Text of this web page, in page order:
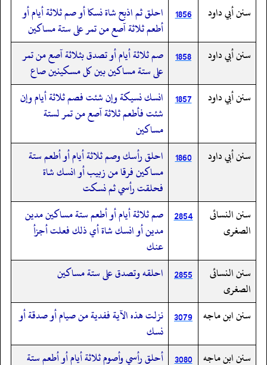
سنن أبي داود 1856
احلق ثم اذبح شاة نسكا أو صم ثلاثة أيام أو
أطعم ثلاثة آصع من تمر على ستة مساكين
سنن أبي داود
1858
صم ثلاثة أيام أو تصدق بثلاثة آصع من تمر
على ستة مساكين بين كل مسكينين صاع
سنن أبي داود
1857
انسك نسيكة وإن شئت فصم ثلاثة أيام وإن
شئت فأطعم ثلاثة آصع من تمر لستة
مساكين
سنن أبي داود
1860
احلق رأسك وصم ثلاثة أيام أو أطعم ستة
مساكين فرقا من زبيب أو انسك شاة
فحلقت رأسي ثم نسكت
سنن النسائى
الصغرى
2854 صم ثلاثة أيام أو أطعم ستة مساكين مدين
مدين أو انسك شاة أي ذلك فعلت أجزأ
عنك
سنن النسائى
الصغرى
2855 احلقه وتصدق على ستة مساكين
سنن ابن ماجه 3079 نزلت هذه الآية ففدية من صيام أو صدقة أو
نسك
سنن ابن ماجه 3080 أحلق رأسي وأصوم ثلاثة أيام أو أطعم ستة